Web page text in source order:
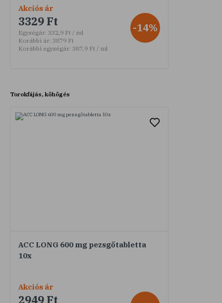
Akciós ár
3329 Ft
Egységár: 332,9 Ft / ml
Korábbi ár: 3879 Ft
Korábbi egységár: 387,9 Ft / ml
-14%
Torokfájás, köhögés
ACC LONG 600 mg pezsgőtabletta
10x
Akciós ár
2949 Ft